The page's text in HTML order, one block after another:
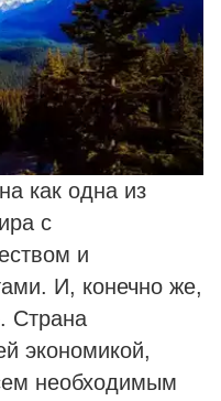
как одна из
с
и
И, конечно же,
Страна
экономикой,
необходимым